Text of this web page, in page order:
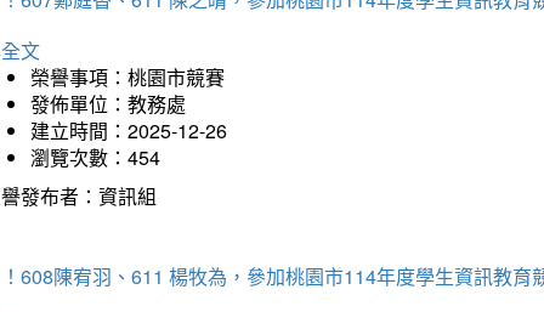
文
榮譽事項：桃園市競賽
發佈單位：教務處
建立時間：2025-12-26
瀏覽次數：454
發布者：資訊組
608陳宥羽、611 楊牧為，參加桃園市114年度學生資訊教育